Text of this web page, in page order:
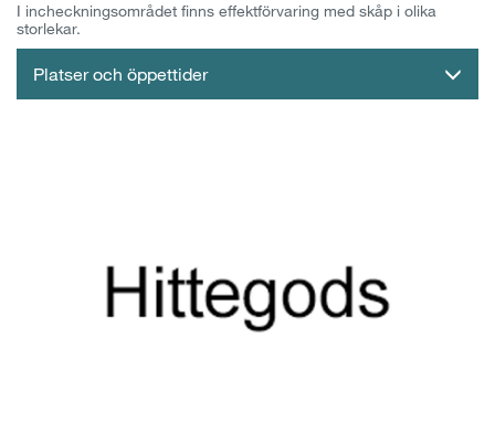
I incheckningsområdet finns effektförvaring med skåp i olika
storlekar.
Platser och öppettider